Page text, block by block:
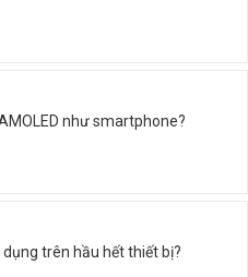
như smartphone?
trên hầu hết thiết bị?